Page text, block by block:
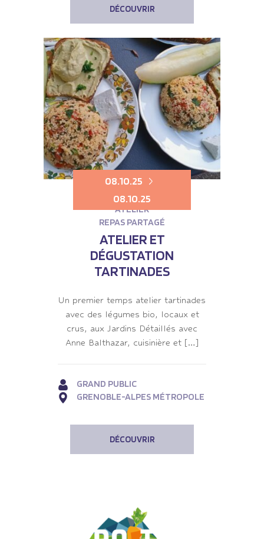
DÉCOUVRIR
08.10.25
08.10.25
ATELIER
REPAS PARTAGÉ
ATELIER ET
DÉGUSTATION
TARTINADES
Un premier temps atelier tartinades
avec des légumes bio, locaux et
crus, aux Jardins Détaillés avec
Anne Balthazar, cuisinière et […]
GRAND PUBLIC
GRENOBLE-ALPES MÉTROPOLE
DÉCOUVRIR